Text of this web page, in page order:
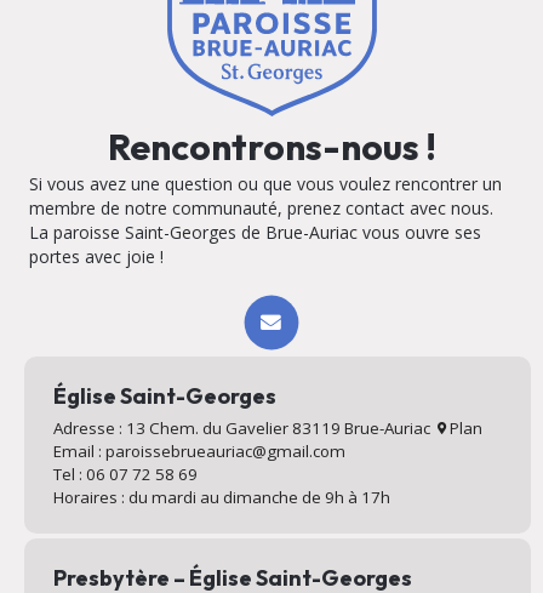
Rencontrons-nous !
Si vous avez une question ou que vous voulez rencontrer un
membre de notre communauté, prenez contact avec nous.
La paroisse Saint-Georges de Brue-Auriac vous ouvre ses
portes avec joie !
Église Saint-Georges
Adresse : 13 Chem. du Gavelier 83119 Brue-Auriac
Plan
Email : paroissebrueauriac@gmail.com
Tel : 06 07 72 58 69
Horaires : du mardi au dimanche de 9h à 17h
Presbytère – Église Saint-Georges